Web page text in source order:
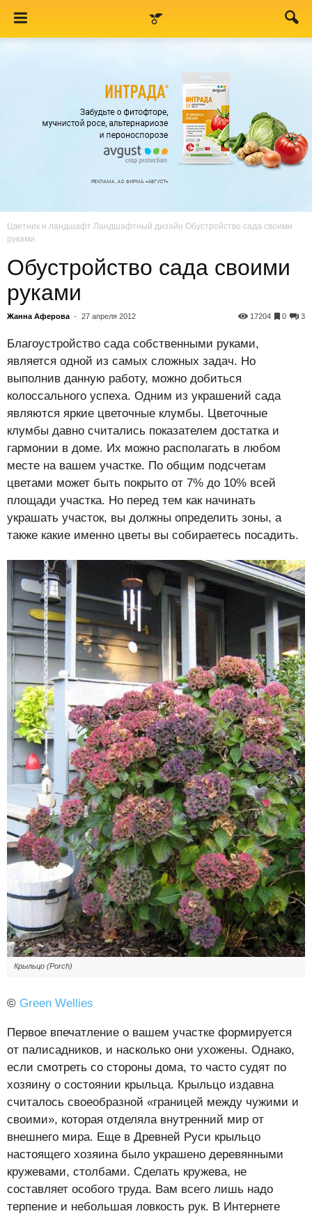
Цветник и ландшафт Ландшафтный дизайн Обустройство сада своими
руками
Обустройство сада своими
руками
Жанна Аферова - 27 апреля 2012 3
0
17204
Благоустройство сада собственными руками,
является одной из самых сложных задач. Но
выполнив данную работу, можно добиться
колоссального успеха. Одним из украшений сада
являются яркие цветочные клумбы. Цветочные
клумбы давно считались показателем достатка и
гармонии в доме. Их можно располагать в любом
месте на вашем участке. По общим подсчетам
цветами может быть покрыто от 7% до 10% всей
площади участка. Но перед тем как начинать
украшать участок, вы должны определить зоны, а
также какие именно цветы вы собираетесь посадить.
Крыльцо (Porch)
© Green Wellies
Первое впечатление о вашем участке формируется
от палисадников, и насколько они ухожены. Однако,
если смотреть со стороны дома, то часто судят по
хозяину о состоянии крыльца. Крыльцо издавна
считалось своеобразной «границей между чужими и
своими», которая отделяла внутренний мир от
внешнего мира. Еще в Древней Руси крыльцо
настоящего хозяина было украшено деревянными
кружевами, столбами. Сделать кружева, не
составляет особого труда. Вам всего лишь надо
терпение и небольшая ловкость рук. В Интернете